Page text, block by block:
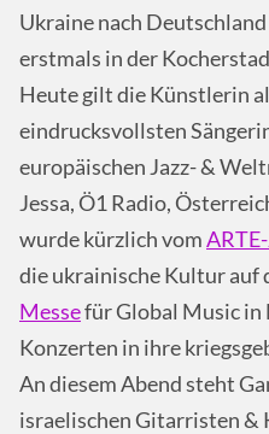
Ukraine nach
erstmals in der
Heute gilt die Künstlerin
eindrucksvollsten
europäischen Jazz- &
Jessa, Ö1 Radio,
wurde kürzlich vom
die ukrainische Kultur auf
Messefür Global Music in
Konzerten in ihre
An diesem Abend steht
israelischen Gitarristen &